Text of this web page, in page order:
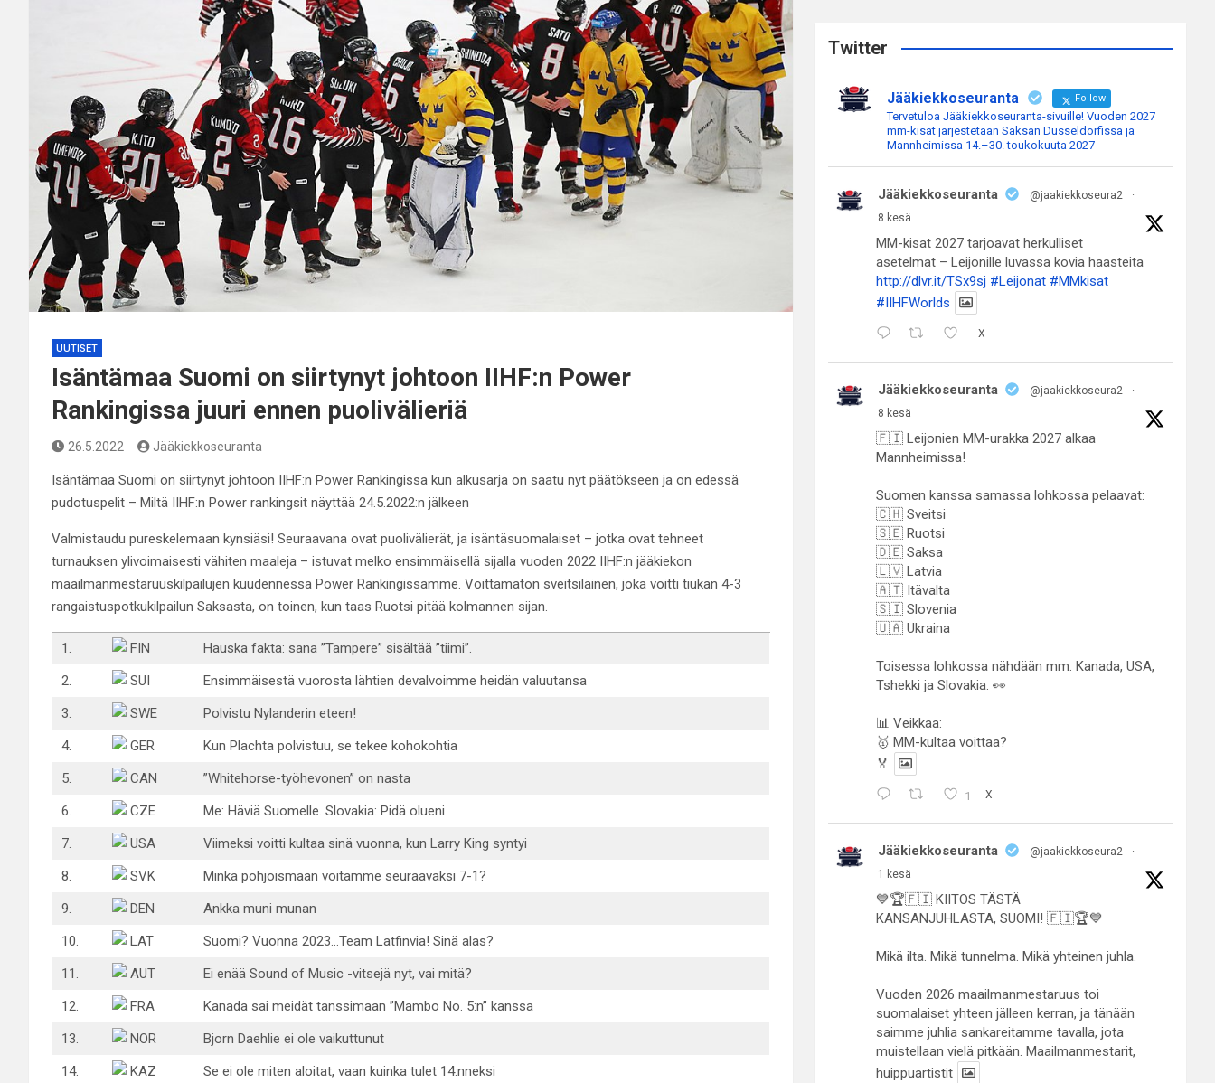
UUTISET
Isäntämaa Suomi on siirtynyt johtoon IIHF:n Power
Rankingissa juuri ennen puolivälieriä
26.5.2022 Jääkiekkoseuranta
Isäntämaa Suomi on siirtynyt johtoon IIHF:n Power Rankingissa kun alkusarja on saatu nyt päätökseen ja on edessä
pudotuspelit – Miltä IIHF:n Power rankingsit näyttää 24.5.2022:n jälkeen
Valmistaudu pureskelemaan kynsiäsi! Seuraavana ovat puolivälierät, ja isäntäsuomalaiset – jotka ovat tehneet
turnauksen ylivoimaisesti vähiten maaleja – istuvat melko ensimmäisellä sijalla vuoden 2022 IIHF:n jääkiekon
maailmanmestaruuskilpailujen kuudennessa Power Rankingissamme. Voittamaton sveitsiläinen, joka voitti tiukan 4-3
rangaistuspotkukilpailun Saksasta, on toinen, kun taas Ruotsi pitää kolmannen sijan.
1. FIN
Hauska fakta: sana ”Tampere” sisältää ”tiimi”.
2.
SUI
Ensimmäisestä vuorosta lähtien devalvoimme heidän valuutansa
3.
SWE
Polvistu Nylanderin eteen!
4.
GER
Kun Plachta polvistuu, se tekee kohokohtia
5.
CAN
”Whitehorse-työhevonen” on nasta
6.
CZE
Me: Häviä Suomelle. Slovakia: Pidä olueni
7.
USA
Viimeksi voitti kultaa sinä vuonna, kun Larry King syntyi
8.
SVK
Minkä pohjoismaan voitamme seuraavaksi 7-1?
9.
DEN
Ankka muni munan
10.
LAT
Suomi? Vuonna 2023…Team Latfinvia! Sinä alas?
11.
AUT
Ei enää Sound of Music -vitsejä nyt, vai mitä?
12.
FRA
Kanada sai meidät tanssimaan ”Mambo No. 5:n” kanssa
13.
NOR
Bjorn Daehlie ei ole vaikuttunut
14.
KAZ
Se ei ole miten aloitat, vaan kuinka tulet 14:nneksi
c
Twitter
Jääkiekkoseuranta Follow
Tervetuloa Jääkiekkoseuranta-sivuille! Vuoden 2027
mm-kisat järjestetään Saksan Düsseldorfissa ja
Mannheimissa 14.–30. toukokuuta 2027
Jääkiekkoseuranta @jaakiekkoseura2
·
8 kesä
MM-kisat 2027 tarjoavat herkulliset
asetelmat – Leijonille luvassa kovia haasteita
http://dlvr.it/TSx9sj #Leijonat #MMkisat
#IIHFWorlds
X
Jääkiekkoseuranta @jaakiekkoseura2
·
8 kesä
🇫🇮 Leijonien MM-urakka 2027 alkaa
Mannheimissa!
Suomen kanssa samassa lohkossa pelaavat:
🇨🇭 Sveitsi
🇸🇪 Ruotsi
🇩🇪 Saksa
🇱🇻 Latvia
🇦🇹 Itävalta
🇸🇮 Slovenia
🇺🇦 Ukraina
Toisessa lohkossa nähdään mm. Kanada, USA,
Tshekki ja Slovakia. 👀
📊 Veikkaa:
🥇 MM-kultaa voittaa?
🏅
1 X
Jääkiekkoseuranta @jaakiekkoseura2
·
1 kesä
💙🏆🇫🇮 KIITOS TÄSTÄ
KANSANJUHLASTA, SUOMI! 🇫🇮🏆💙
Mikä ilta. Mikä tunnelma. Mikä yhteinen juhla.
Vuoden 2026 maailmanmestaruus toi
suomalaiset yhteen jälleen kerran, ja tänään
saimme juhlia sankareitamme tavalla, jota
muistellaan vielä pitkään. Maailmanmestarit,
huippuartistit